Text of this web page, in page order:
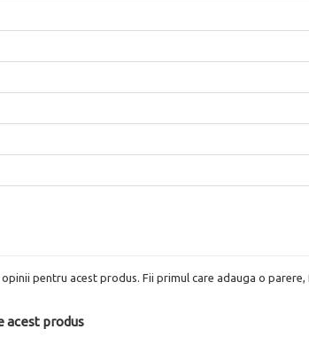
pentru acest produs. Fii primul care adauga o
acest produs